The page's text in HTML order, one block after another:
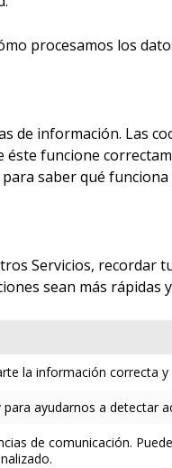
procesamos los
de información. Las
funcione
saber qué funciona
Servicios, recordar
sean más rápidas
la información correcta
ayudarnos a detectar
de comunicación.